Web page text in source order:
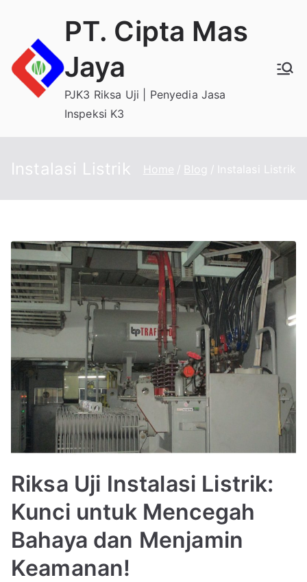
content
PT. Cipta Mas
Jaya
PJK3 Riksa Uji | Penyedia Jasa
Inspeksi K3
Instalasi Listrik Home Blog Instalasi Listrik
Riksa Uji Instalasi Listrik:
Kunci untuk Mencegah
Bahaya dan Menjamin
Keamanan!